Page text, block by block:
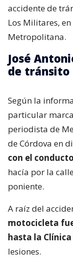
accidente de
Los Militares,
Metropolitana.
José
de tránsito
Según la
particular
periodista de
de Córdova en
con el
hacía por la
poniente.
A raíz del
motocicleta
hasta la Clínica
lesiones.